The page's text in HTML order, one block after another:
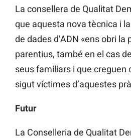
La consellera de Qualitat
que aquesta nova tècnica i
de dades d’ADN «ens obri
parentius, també en el cas
seus familiars i que creguen
sigut víctimes d’aquestes
Futur
La Conselleria de Qualitat